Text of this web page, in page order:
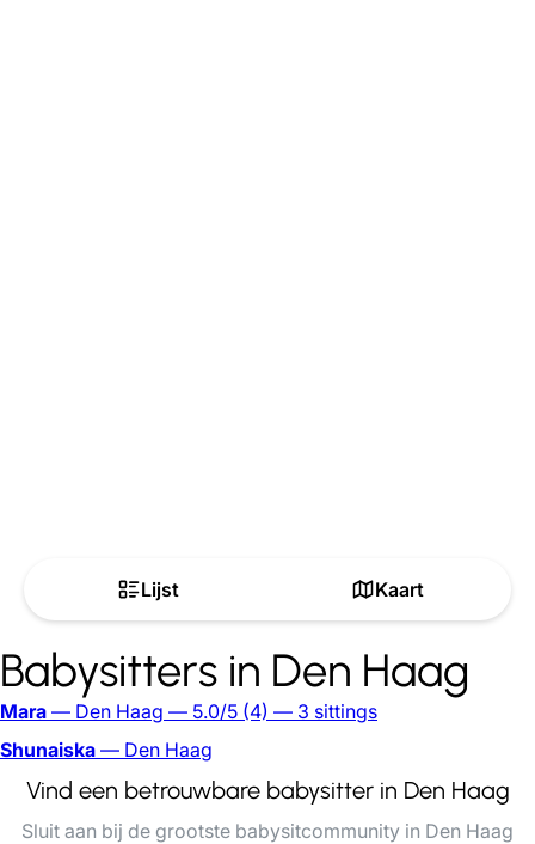
Lijst Kaart
Babysitters in Den Haag
Mara — Den Haag — 5.0/5 (4) — 3 sittings
Shunaiska — Den Haag
Vind een betrouwbare babysitter in Den Haag
Sluit aan bij de grootste babysitcommunity in Den Haag